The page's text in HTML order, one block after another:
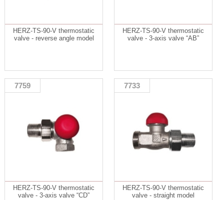
HERZ-TS-90-V thermostatic
valve - reverse angle model
HERZ-TS-90-V thermostatic
valve - 3-axis valve “AB”
7759
HERZ-TS-90-V thermostatic
valve - 3-axis valve “CD”
7733
HERZ-TS-90-V thermostatic
valve - straight model